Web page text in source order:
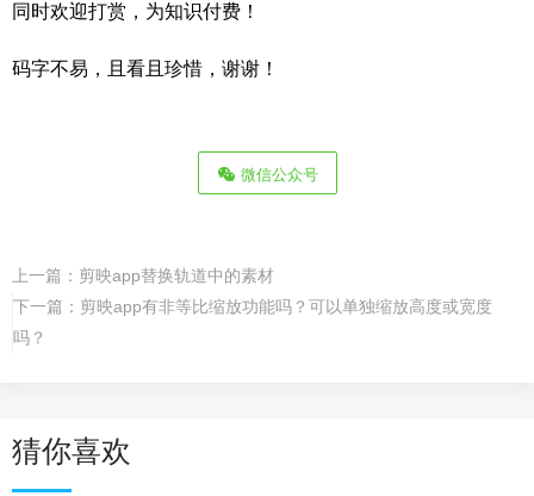
同时欢迎打赏，为知识付费！
码字不易，且看且珍惜，谢谢！
微信公众号
上一篇： 剪映app替换轨道中的素材
下一篇： 剪映app有非等比缩放功能吗？可以单独缩放高度或宽度
吗？
猜你喜欢